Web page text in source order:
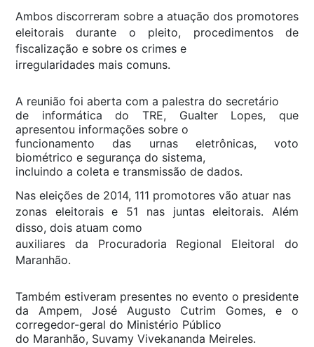
Ambos discorreram sobre a atuação dos promotores
eleitorais durante o pleito, procedimentos de
fiscalização e sobre os crimes e
irregularidades mais comuns.
A reunião foi aberta com a palestra do secretário
de informática do TRE, Gualter Lopes, que
apresentou informações sobre o
funcionamento das urnas eletrônicas, voto
biométrico e segurança do sistema,
incluindo a coleta e transmissão de dados.
Nas eleições de 2014, 111 promotores vão atuar nas
zonas eleitorais e 51 nas juntas eleitorais. Além
disso, dois atuam como
auxiliares da Procuradoria Regional Eleitoral do
Maranhão.
Também estiveram presentes no evento o presidente
da Ampem, José Augusto Cutrim Gomes, e o
corregedor-geral do Ministério Público
do Maranhão, Suvamy Vivekananda Meireles.